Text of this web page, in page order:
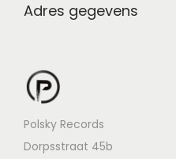
Adres gegevens
Polsky Records
Dorpsstraat 45b